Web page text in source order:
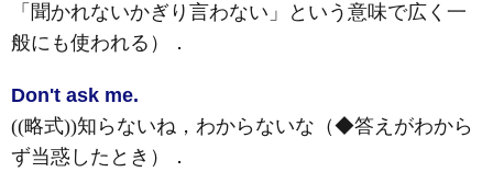
「聞かれないかぎり言わない」という意味で広く一
般にも使われる）
．
Don't ask me.
((略式))知らないね，わからないな（◆答えがわから
ず当惑したとき）
．